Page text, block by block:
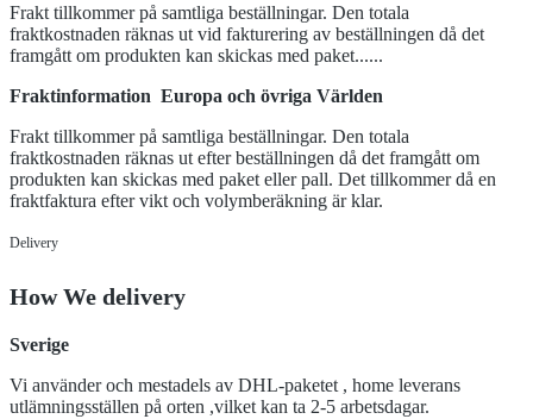
Frakt tillkommer på samtliga beställningar. Den totala
fraktkostnaden räknas ut vid fakturering av beställningen då det
framgått om produkten kan skickas med paket......
Fraktinformation Europa och övriga Världen
Frakt tillkommer på samtliga beställningar. Den totala
fraktkostnaden räknas ut efter beställningen då det framgått om
produkten kan skickas med paket eller pall. Det tillkommer då en
fraktfaktura efter vikt och volymberäkning är klar.
Delivery
How We delivery
Sverige
Vi använder och mestadels av DHL-paketet , home leverans
utlämningsställen på orten ,vilket kan ta 2-5 arbetsdagar.